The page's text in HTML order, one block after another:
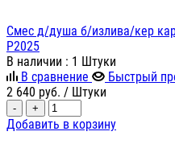
Смес д/душа б/излива/кер
P2025
В наличии : 1 Штуки
В сравнение
Быстрый
2 640 руб. / Штуки
- +
Добавить в корзину